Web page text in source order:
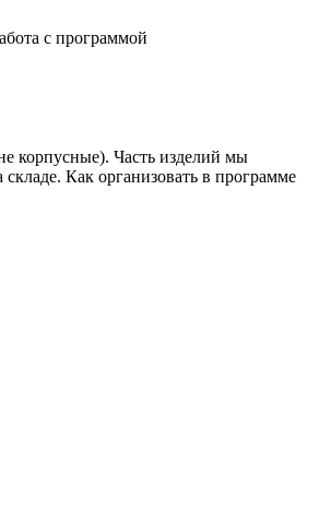
с программой
корпусные). Часть изделий мы
Как организовать в программе